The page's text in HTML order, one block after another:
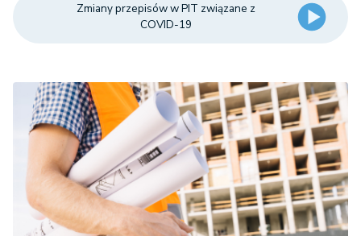
Zmiany przepisów w PIT związane z
COVID-19